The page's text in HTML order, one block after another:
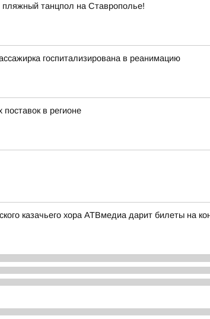
танцпол на Ставрополье!
госпитализирована в реанимацию
в регионе
казачьего хора АТВмедиа дарит билеты на